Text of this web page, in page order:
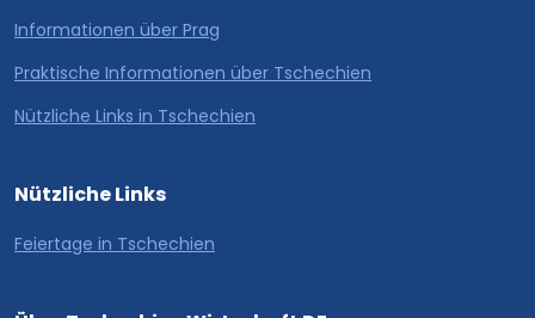
Informationen über Prag
Praktische Informationen über Tschechien
Nützliche Links in Tschechien
Nützliche Links
Feiertage in Tschechien